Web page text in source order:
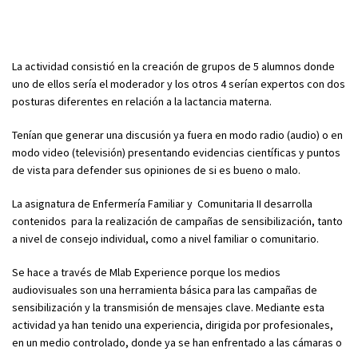
La actividad consistió en la creación de grupos de 5 alumnos donde
uno de ellos sería el moderador y los otros 4 serían expertos con dos
posturas diferentes en relación a la lactancia materna.
Tenían que generar una discusión ya fuera en modo radio (audio) o en
modo video (televisión) presentando evidencias científicas y puntos
de vista para defender sus opiniones de si es bueno o malo.
La asignatura de Enfermería Familiar y Comunitaria II desarrolla
contenidos para la realización de campañas de sensibilización, tanto
a nivel de consejo individual, como a nivel familiar o comunitario.
Se hace a través de Mlab Experience porque los medios
audiovisuales son una herramienta básica para las campañas de
sensibilización y la transmisión de mensajes clave. Mediante esta
actividad ya han tenido una experiencia, dirigida por profesionales,
en un medio controlado, donde ya se han enfrentado a las cámaras o